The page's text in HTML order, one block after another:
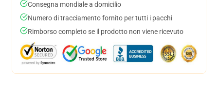
Consegna mondiale a domicilio
Numero di tracciamento fornito per tutti i pacchi
Rimborso completo se il prodotto non viene ricevuto